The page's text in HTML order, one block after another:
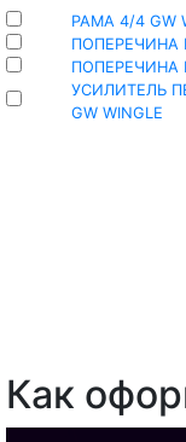
РАМА 4/4 GW
ПОПЕРЕЧИНА
ПОПЕРЕЧИНА
УСИЛИТЕЛЬ
GW WINGLE
Как